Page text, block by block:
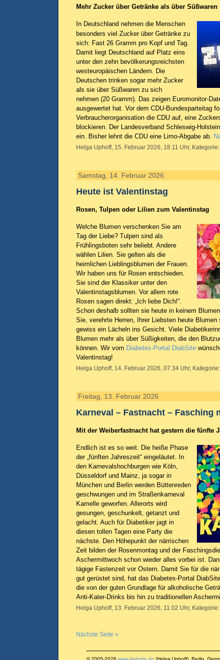
Mehr Zucker über Getränke als über Süßwaren
In Deutschland nehmen die Menschen
besonders viel Zucker über Getränke zu
sich: Fast 26 Gramm pro Kopf und Tag.
Damit liegt Deutschland auf Platz eins
unter den zehn bevölkerungsreichsten
westeuropäischen Ländern. Die
Deutschen trinken sogar mehr Zucker
als sie über Süßwaren zu sich
nehmen (20 Gramm). Das zeigen Euromonitor-
ausgewertet hat. Vor dem CDU-Bundesparteitag
Verbraucherorganisation die CDU auf, eine
blockieren. Der Landesverband Schleswig-
ein. Bisher lehnt die CDU eine Limo-Abgabe ab.
Helga Uphoff, 15. Februar 2026, 18.11 Uhr,
Samstag, 14. Februar 2026
Heute ist Valentinstag
Rosen, Tulpen oder Lilien zum Valentinstag
Welche Blumen verschenken Sie am
Tag der Liebe? Tulpen sind als
Frühlingsboten sehr beliebt. Andere
wählen Lilien. Sie gelten als die
heimlichen Lieblingsblumen der Frauen.
Wir haben uns für Rosen entschieden.
Sie sind der Klassiker unter den
Valentinstagsblumen. Vor allem rote
Rosen sagen direkt: „Ich liebe Dich!“.
Schon deshalb sollten sie heute in keinem
Sie, verehrte Herren, Ihrer Liebsten heute
gewiss ein Lächeln ins Gesicht. Viele
Blumen mehr als über Süßigkeiten, die den
können. Wir vom Diabetes-Portal DiabSite
Valentinstag!
Helga Uphoff, 14. Februar 2026, 07.34 Uhr,
Freitag, 13. Februar 2026
Karneval – Fastnacht – Fasching
Mit der Weiberfastnacht hat gestern die fünfte
Endlich ist es so weit. Die heiße Phase
der „fünften Jahreszeit“ eingeläutet. In
den Karnevalshochburgen wie Köln,
Düsseldorf und Mainz, ja sogar in
München und Berlin werden Büttenreden
geschwungen und im Straßenkarneval
Kamelle geworfen. Allerorts wird
gesungen, geschunkelt, getanzt und
gelacht. Auch für Diabetiker jagt in
diesen tollen Tagen eine Party die
nächste. Den Höhepunkt der närrischen
Zeit bilden der Rosenmontag und der
Aschermittwoch schon wieder alles vorbei ist.
tägige Fastenzeit vor Ostern. Damit Sie für die
gut gerüstet sind, hat das Diabetes-Portal
die von der guten Grundlage für alkoholische
Anti-Kater-Drinks bis hin zu traditionellen
Helga Uphoff, 13. Februar 2026, 11.02 Uhr,
Nächste Seite »
© 2005-2026 www.diabsite.de (Helga Uphoff), Berlin,